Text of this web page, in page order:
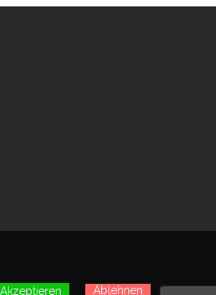
Akzeptieren Ablehnen